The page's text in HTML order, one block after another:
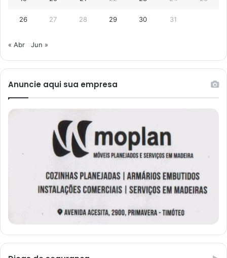
26 27 28 29 30 31
« Abr Jun »
Anuncie aqui sua empresa